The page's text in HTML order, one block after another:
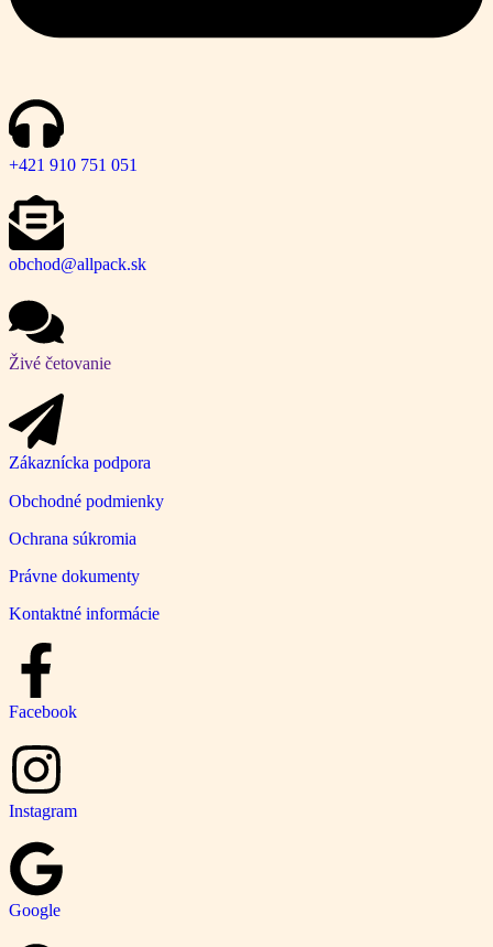
+421 910 751 051
obchod@allpack.sk
Živé četovanie
Zákaznícka podpora
Obchodné podmienky
Ochrana súkromia
Právne dokumenty
Kontaktné informácie
Facebook
Instagram
Google